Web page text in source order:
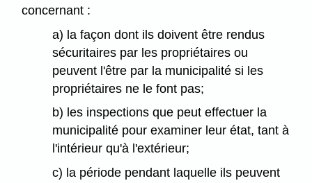
concernant :
a) la façon dont ils doivent être rendus
sécuritaires par les propriétaires ou
peuvent l'être par la municipalité si les
propriétaires ne le font pas;
b) les inspections que peut effectuer la
municipalité pour examiner leur état, tant à
l'intérieur qu'à l'extérieur;
c) la période pendant laquelle ils peuvent